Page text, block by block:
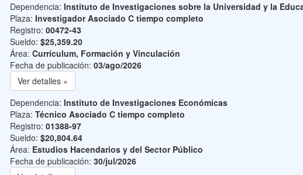
Dependencia: Instituto de Investigaciones sobre la Universidad y la
Plaza: Investigador Asociado C tiempo completo
Registro: 00472-43
Sueldo: $25,359.20
Área: Currículum, Formación y Vinculación
Fecha de publicación: 03/ago/2026
Ver detalles »
Dependencia: Instituto de Investigaciones Económicas
Plaza: Técnico Asociado C tiempo completo
Registro: 01388-97
Sueldo: $20,804.64
Área: Estudios Hacendarios y del Sector Público
Fecha de publicación: 30/jul/2026